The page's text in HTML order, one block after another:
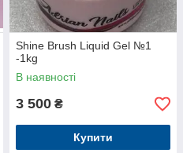
Shine Brush Liquid Gel №1
-1kg
В наявності
3 500 ₴
Купити